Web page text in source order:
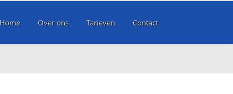
Home Over ons Tarieven Contact